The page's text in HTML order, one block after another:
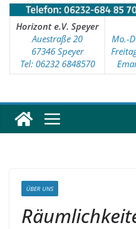
Horizont e.V. Speyer
Auestraße 20
67346 Speyer
Tel: 06232 6848570
Mo.-
ÜBER UNS